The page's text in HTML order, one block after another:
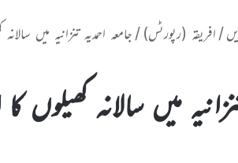
/ افریقہ (رپورٹس) / جامعہ احمدیہ تنزانیہ میں
میں سالانہ کھیلوں کا